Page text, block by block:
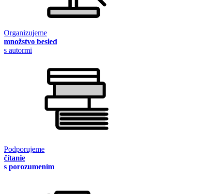
Organizujeme
množstvo besied
s autormi
Podporujeme
čítanie
s porozumením